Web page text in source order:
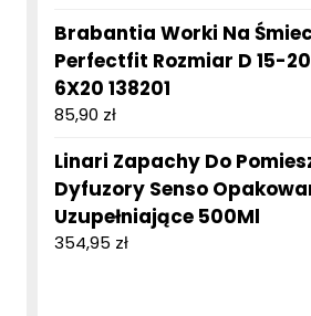
Brabantia Worki Na
Perfectfit Rozmiar D 15-
6X20 138201
85,90 zł
Linari Zapachy Do
Dyfuzory Senso
Uzupełniające 500Ml
354,95 zł